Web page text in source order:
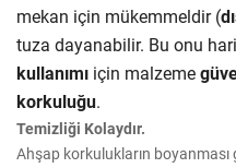
mekan için mükemmeldir (
tuza dayanabilir. Bu onu
kullanımı için malzeme
korkuluğu.
Temizliği Kolaydır.
Ahşap korkulukların boyanması